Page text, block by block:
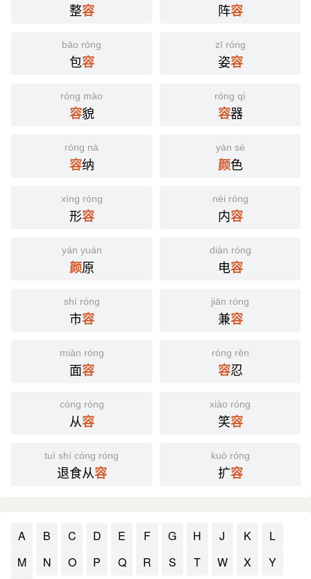
整容 阵容
bāo róng
包容
zī róng
姿容
róng mào
容貌
róng qì
容器
róng nà
容纳
yán sè
颜色
xíng róng
形容
nèi róng
内容
yán yuán
颜原
diàn róng
电容
shì róng
市容
jiān róng
兼容
miàn róng
面容
róng rěn
容忍
cóng róng
从容
xiào róng
笑容
tuì shí cóng róng
退食从容
kuò róng
扩容
A B C D E F G H J K
L
M
N O P Q R S T W X Y